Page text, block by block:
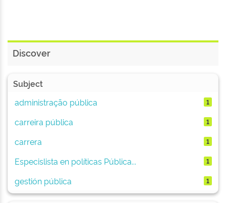
Discover
Subject
administração pública
1
carreira pública 1
carrera 1
Especislista en políticas Pública... 1
gestión pública 1